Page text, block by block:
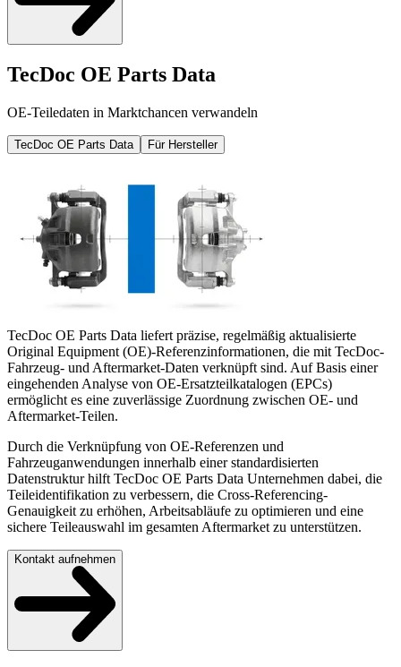
TecDoc OE Parts Data
OE-Teiledaten in Marktchancen verwandeln
TecDoc OE Parts Data Für Hersteller
TecDoc OE Parts Data liefert präzise, regelmäßig aktualisierte
Original Equipment (OE)-Referenzinformationen, die mit TecDoc-
Fahrzeug- und Aftermarket-Daten verknüpft sind. Auf Basis einer
eingehenden Analyse von OE-Ersatzteilkatalogen (EPCs)
ermöglicht es eine zuverlässige Zuordnung zwischen OE- und
Aftermarket-Teilen.
Durch die Verknüpfung von OE-Referenzen und
Fahrzeuganwendungen innerhalb einer standardisierten
Datenstruktur hilft TecDoc OE Parts Data Unternehmen dabei, die
Teileidentifikation zu verbessern, die Cross-Referencing-
Genauigkeit zu erhöhen, Arbeitsabläufe zu optimieren und eine
sichere Teileauswahl im gesamten Aftermarket zu unterstützen.
Kontakt aufnehmen